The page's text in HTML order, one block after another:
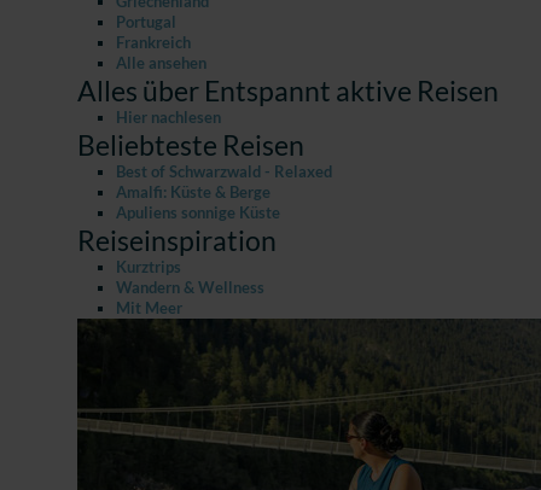
Portugal
Frankreich
Alle ansehen
Alles über Entspannt aktive Reisen
Hier nachlesen
Beliebteste Reisen
Best of Schwarzwald - Relaxed
Amalfi: Küste & Berge
Apuliens sonnige Küste
Reiseinspiration
Kurztrips
Wandern & Wellness
Mit Meer